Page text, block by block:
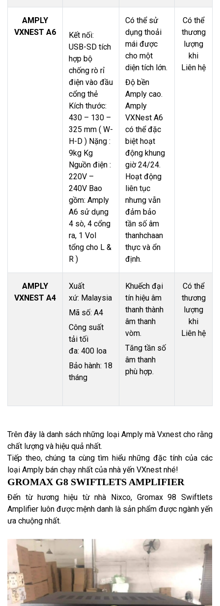
AMPLY
VXNEST A6
Kết nối:
USB-SD tích
hợp bộ
chống rò rỉ
điện vào đầu
cổng thẻ
Kích thước:
430 – 130 –
325 mm ( W-
H-D ) Nặng :
9kg Kg
Nguồn điện :
220V –
240V Bao
gồm: Amply
A6 sử dụng
4 sò, 4 cổng
ra, 1 Vol
tổng cho L &
R )
Có thể sử
dụng thoải
mái được
cho một
diện tích lớn.
Độ bền
Amply cao.
Amply
VXNest A6
có thể đặc
biệt hoạt
động khung
giờ 24/24.
Hoạt động
liên tục
nhưng vẫn
đảm bảo
tần số âm
thanhchaan
thực và ổn
định.
Có thể
thương
lượng
khi
Liên hệ
AMPLY
VXNEST A4
Xuất
xứ: Malaysia
Mã số: A4
Công suất
tải tối
đa: 400 loa
Bảo hành: 18
tháng
Khuếch đại
tín hiệu âm
thanh thành
âm thanh
vòm.
Tăng tần số
âm thanh
phù hợp.
Có thể
thương
lượng
khi
Liên hệ
Trên đây là danh sách những loại Amply mà Vxnest cho rằng
chất lượng và hiệu quả nhất.
Tiếp theo, chúng ta cùng tìm hiểu những đặc tính của các
loại Amply bán chạy nhất của nhà yến VXnest nhé!
GROMAX G8 SWIFTLETS AMPLIFIER
Đến từ hương hiệu từ nhà Nixco, Gromax 98 Swiftlets
Amplifier luôn được mệnh danh là sản phẩm được ngành yến
ưa chuộng nhất.